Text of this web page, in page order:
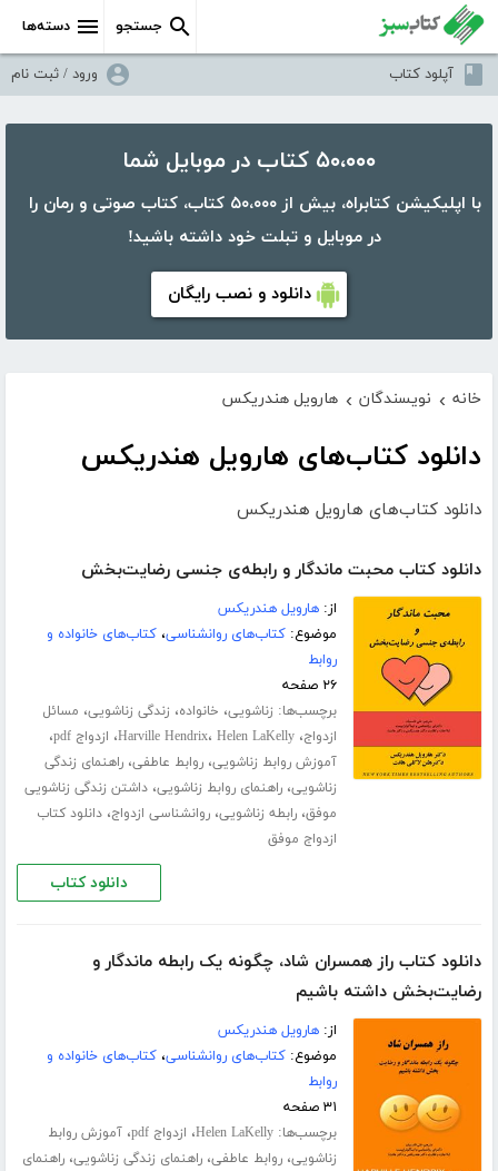
دسته‌ها جستجو
آپلود کتاب ورود / ثبت نام
۵۰،۰۰۰ کتاب در موبایل شما
با اپلیکیشن کتابراه، بیش از ۵۰،۰۰۰ کتاب، کتاب صوتی و رمان را
در موبایل و تبلت خود داشته باشید!
دانلود و نصب رایگان
خانه › نویسندگان › هارویل هندریکس
دانلود کتاب‌های هارویل هندریکس
دانلود کتاب‌های هارویل هندریکس
دانلود کتاب محبت ماندگار و رابطه‌ی جنسی رضایت‌بخش
از:هارویل هندریکس
موضوع:کتاب‌های روانشناسی،کتاب‌های خانواده و
روابط
۲۶ صفحه
برچسب‌ها: زناشویی، خانواده، زندگی زناشویی، مسائل
ازدواج، Harville Hendrix، Helen LaKelly ، ازدواج pdf ،
آموزش روابط زناشویی،روابط عاطفی،راهنمای زندگی
زناشویی،راهنمای روابط زناشویی،داشتن زندگی زناشویی
موفق،رابطه زناشویی،روانشناسی ازدواج،دانلود کتاب
ازدواج موفق
دانلود کتاب
دانلود کتاب راز همسران شاد، چگونه یک رابطه ماندگار و
رضایت‌بخش داشته باشیم
از:هارویل هندریکس
موضوع:کتاب‌های روانشناسی،کتاب‌های خانواده و
روابط
۳۱ صفحه
برچسب‌ها:Helen LaKelly، ازدواج pdf ،آموزش روابط
زناشویی،روابط عاطفی،راهنمای زندگی زناشویی،راهنمای